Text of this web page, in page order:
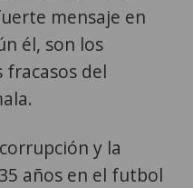
mensaje en
él, son los
fracasos del
y la
años en el futbol